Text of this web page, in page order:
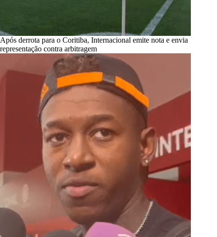
Após derrota para o Coritiba, Internacional emite nota e envia
representação contra arbitragem